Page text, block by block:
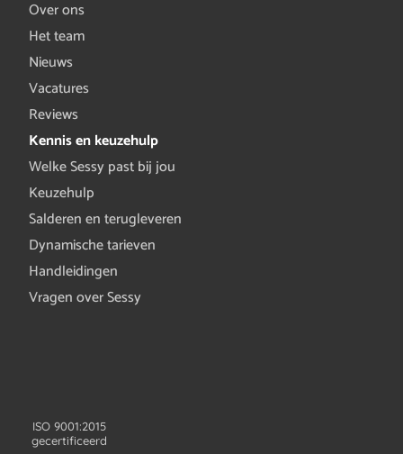
Over ons
Het team
Nieuws
Vacatures
Reviews
Kennis en keuzehulp
Welke Sessy past bij jou
Keuzehulp
Salderen en terugleveren
Dynamische tarieven
Handleidingen
Vragen over Sessy
ISO 9001:2015
gecertificeerd